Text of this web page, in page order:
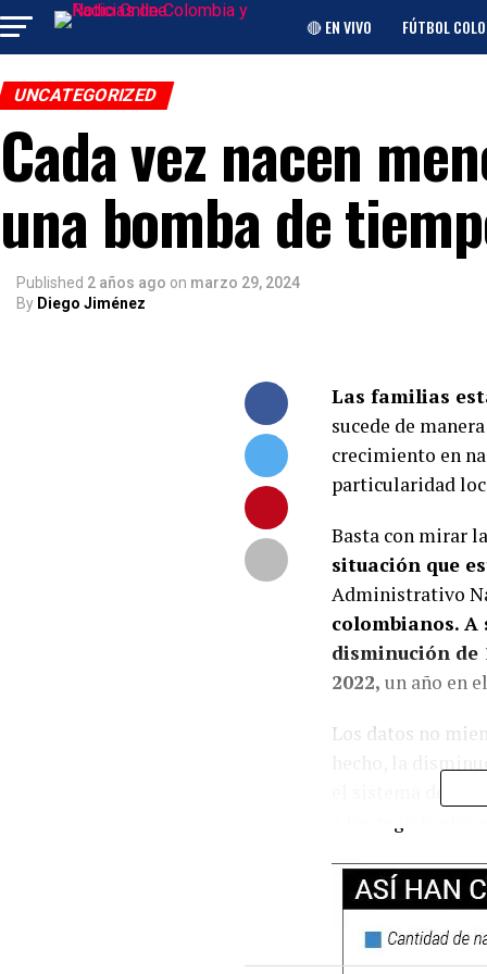
🔴 EN VIVO FÚTBOL
UNCATEGORIZED
Cada vez nacen
una bomba de
Published 2 años ago on marzo 29, 2024
By Diego Jiménez
Las familias
sucede de
crecimiento en
particularidad
Basta con mirar
situación que
Administrativo
colombianos.
disminución de
2022, un año en
Los datos no